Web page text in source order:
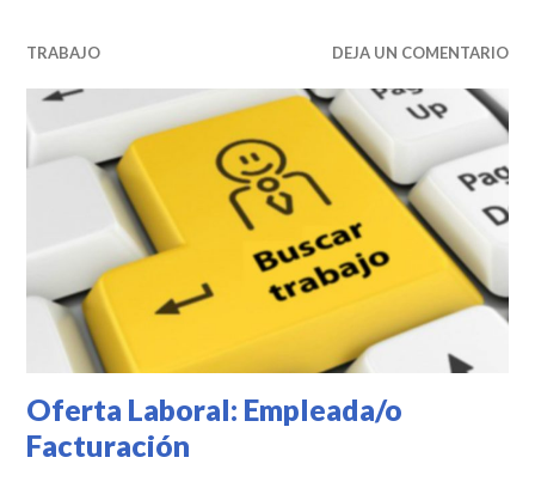
TRABAJO DEJA UN COMENTARIO
Oferta Laboral: Empleada/o
Facturación